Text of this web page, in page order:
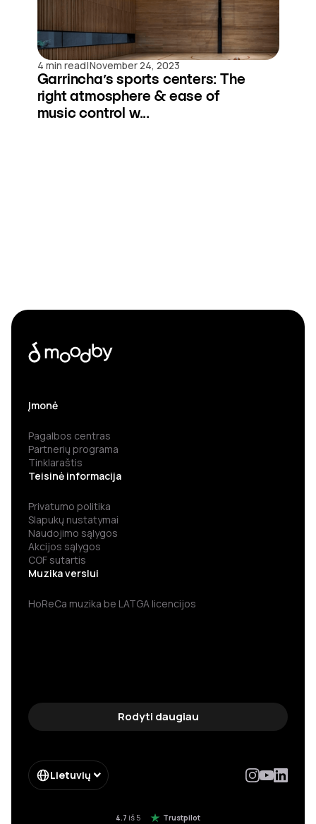
4 min read|November 24, 2023
Garrincha’s sports centers: The
right atmosphere & ease of
music control w...
Įmonė
Pagalbos centras
Partnerių programa
Tinklaraštis
Teisinė informacija
Privatumo politika
Slapukų nustatymai
Naudojimo sąlygos
Akcijos sąlygos
COF sutartis
Muzika verslui
HoReCa muzika be LATGA licencijos
Rodyti daugiau
Lietuvių
4.7 iš 5 Trustpilot